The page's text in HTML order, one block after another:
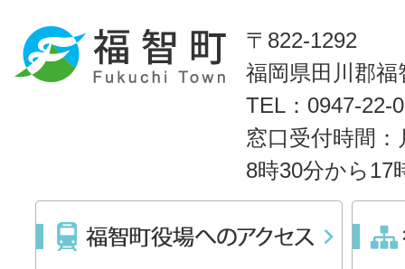
〒822-1292
福岡県田川郡福
TEL：0947-22-
窓口受付時間
8時30分から17